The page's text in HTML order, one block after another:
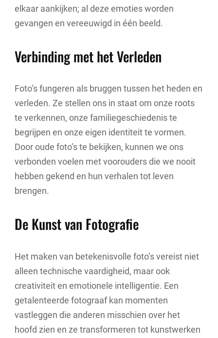
elkaar aankijken; al deze emoties worden
gevangen en vereeuwigd in één beeld.
Verbinding met het Verleden
Foto’s fungeren als bruggen tussen het heden en
verleden. Ze stellen ons in staat om onze roots
te verkennen, onze familiegeschiedenis te
begrijpen en onze eigen identiteit te vormen.
Door oude foto’s te bekijken, kunnen we ons
verbonden voelen met voorouders die we nooit
hebben gekend en hun verhalen tot leven
brengen.
De Kunst van Fotografie
Het maken van betekenisvolle foto’s vereist niet
alleen technische vaardigheid, maar ook
creativiteit en emotionele intelligentie. Een
getalenteerde fotograaf kan momenten
vastleggen die anderen misschien over het
hoofd zien en ze transformeren tot kunstwerken